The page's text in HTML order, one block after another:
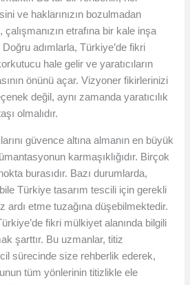
ve haklarınızın bozulmadan
çalışmanızın etrafına bir kale inşa
adımlarla, Türkiye’de fikri
hale gelir ve yaratıcıların
önünü açar. Vizyoner fikirlerinizi
değil, aynı zamanda yaratıcılık
olmalıdır.
güvence altına almanın en büyük
karmaşıklığıdır. Birçok
burasıdır. Bazı durumlarda,
Türkiye tasarım tescili için gerekli
ardı etme tuzağına düşebilmektedir.
fikri mülkiyet alanında bilgili
şarttır. Bu uzmanlar, titiz
sürecinde size rehberlik ederek,
tüm yönlerinin titizlikle ele